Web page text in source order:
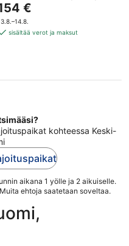
€
€
sisältää verot ja maksut
kohteessa Keski-
aikana 1 yölle ja 2 aikuiselle.
ehtoja saatetaan soveltaa.